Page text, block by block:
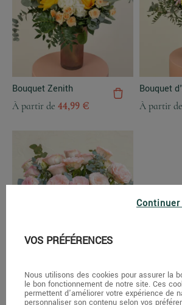
Bouquet Zenith
À partir de 44,99 €
Bouquet
À partir de
Bouquet de Roses -
Espérance
VOS PRÉFÉRENCES
Nous utilisons des cookies pour assurer la
le bon fonctionnement de notre site. Ces
permettent d'améliorer votre expérience de
personnaliser son contenu selon vos